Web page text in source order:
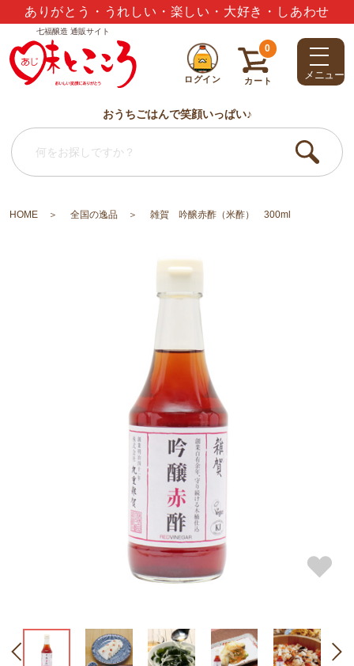
夏のギフトセット3,000円以上で送料無料
七福醸造 通販サイト
ログイン
0
カート メニュー
おうちごはんで笑顔いっぱい♪
HOME 全国の逸品 雑賀 吟醸赤酢（米酢） 300ml